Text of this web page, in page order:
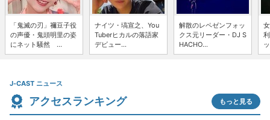
「鬼滅の刃」禰豆子役
の声優・鬼頭明里の姿
にネット騒然 ...
ナイツ・塙宣之、You
Tuberヒカルの落語家
デビュー...
解散のレペゼンフォッ
クス元リーダー・DJ S
HACHO...
J-CAST ニュース
アクセスランキング もっと見る